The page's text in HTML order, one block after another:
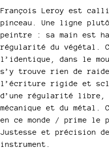
François Leroy est
pinceau. Une ligne
peintre : sa main est
régularité du végétal.
l’identique, dans le
s’y trouve rien de
l’écriture rigide et
d’une régularité libre,
mécanique et du
en ce monde / prime
Justesse et précision
instrument.